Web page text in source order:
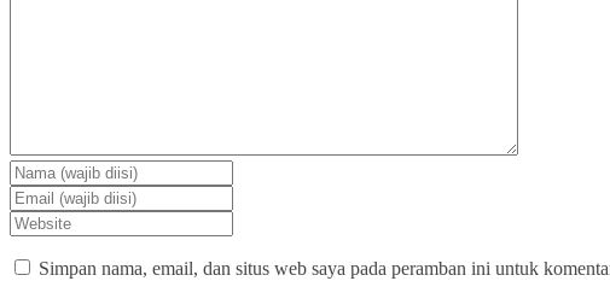
Simpan nama, email, dan situs web saya pada peramban ini untuk